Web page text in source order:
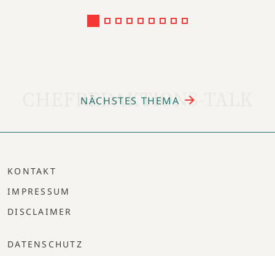
CHEFREDAKTIONS-TALK
NÄCHSTES THEMA
KONTAKT
IMPRESSUM
DISCLAIMER
DATENSCHUTZ